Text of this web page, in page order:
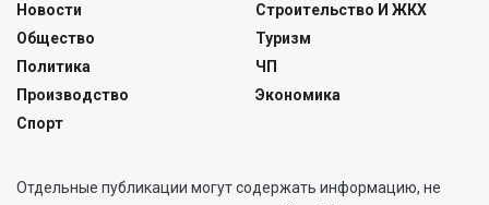
Новости
Общество
Политика
Производство
Спорт
Строительство И ЖКХ
Туризм
ЧП
Экономика
Отдельные публикации могут содержать информацию, не